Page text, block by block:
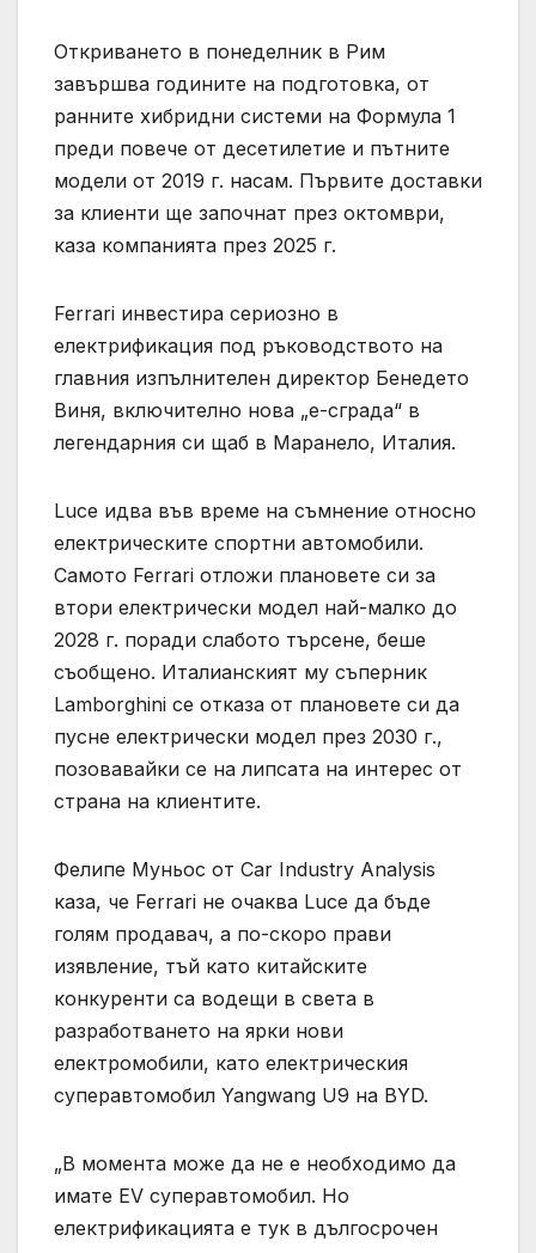
Откриването в понеделник в Рим
завършва годините на подготовка, от
ранните хибридни системи на Формула 1
преди повече от десетилетие и пътните
модели от 2019 г. насам. Първите доставки
за клиенти ще започнат през октомври,
каза компанията през 2025 г.
Ferrari инвестира сериозно в
електрификация под ръководството на
главния изпълнителен директор Бенедето
Виня, включително нова „е-сграда“ в
легендарния си щаб в Маранело, Италия.
Luce идва във време на съмнение относно
електрическите спортни автомобили.
Самото Ferrari отложи плановете си за
втори електрически модел най-малко до
2028 г. поради слабото търсене, беше
съобщено. Италианският му съперник
Lamborghini се отказа от плановете си да
пусне електрически модел през 2030 г.,
позовавайки се на липсата на интерес от
страна на клиентите.
Фелипе Муньос от Car Industry Analysis
каза, че Ferrari не очаква Luce да бъде
голям продавач, а по-скоро прави
изявление, тъй като китайските
конкуренти са водещи в света в
разработването на ярки нови
електромобили, като електрическия
суперавтомобил Yangwang U9 на BYD.
„В момента може да не е необходимо да
имате EV суперавтомобил. Но
електрификацията е тук в дългосрочен